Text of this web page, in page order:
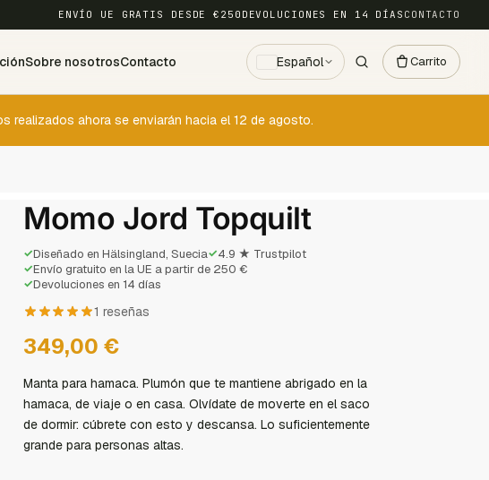
ENVÍO UE GRATIS DESDE €250 DEVOLUCIONES EN 14 DÍAS CONTACTO
Sobre nosotrosContacto Español Carrito
realizados ahora se enviarán hacia el 12 de agosto.
Momo Jord Topquilt
✓Diseñado en Hälsingland, Suecia✓4.9 ★ Trustpilot
✓Envío gratuito en la UE a partir de 250 €
✓Devoluciones en 14 días
1 reseñas
349,00 €
Manta para hamaca. Plumón que te mantiene abrigado en la
hamaca, de viaje o en casa. Olvídate de moverte en el saco
de dormir: cúbrete con esto y descansa. Lo suficientemente
grande para personas altas.